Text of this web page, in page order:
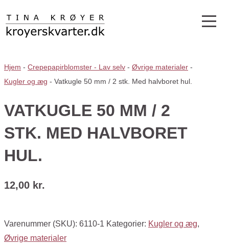
Hjem - Crepepapirblomster - Lav selv - Øvrige materialer -
Kugler og æg - Vatkugle 50 mm / 2 stk. Med halvboret hul.
VATKUGLE 50 MM / 2
STK. MED HALVBORET
HUL.
12,00 kr.
Varenummer (SKU): 6110-1 Kategorier: Kugler og æg,
Øvrige materialer